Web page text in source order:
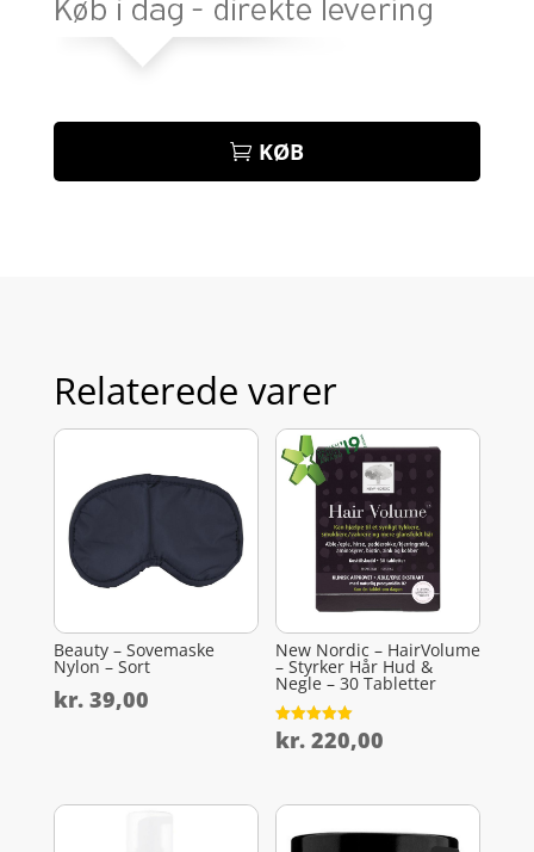
KØB
Relaterede varer
Beauty – Sovemaske
Nylon – Sort
kr.39,00
New Nordic – HairVolume
– Styrker Hår Hud &
Negle – 30 Tabletter
Vurderet
5
kr. 220,00